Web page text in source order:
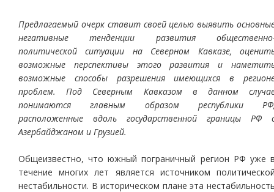
Предлагаемый очерк ставит своей целью выявить
негативные тенденции развития
политической ситуации на Северном Кавказе,
возможные перспективы этого развития и
возможные способы разрешения имеющихся в
проблем. Под Северным Кавказом в данном
понимаются главным образом республики
расположенные вдоль государственной границы РФ
Азербайджаном и Грузией.
Общеизвестно, что южный пограничный регион РФ уже
течение многих лет является источником
нестабильности. В историческом плане эта